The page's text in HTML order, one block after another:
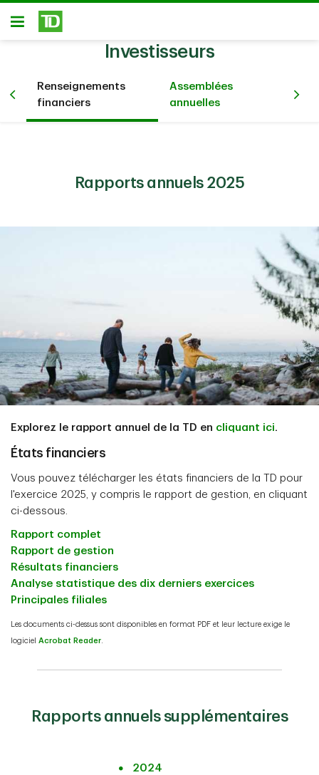
Passer au contenu principal
Ouvert
Investisseurs
Renseignements
financiers
Assemblées
annuelles
Rapports annuels 2025
Explorez le rapport annuel de la TD en cliquant ici.
États financiers
Vous pouvez télécharger les états financiers de la TD pour
l'exercice 2025, y compris le rapport de gestion, en cliquant
ci-dessous.
Rapport complet
Rapport de gestion
Résultats financiers
Analyse statistique des dix derniers exercices
Principales filiales
Les documents ci-dessus sont disponibles en format PDF et leur lecture exige le
logiciel Acrobat Reader.
Rapports annuels supplémentaires
2024